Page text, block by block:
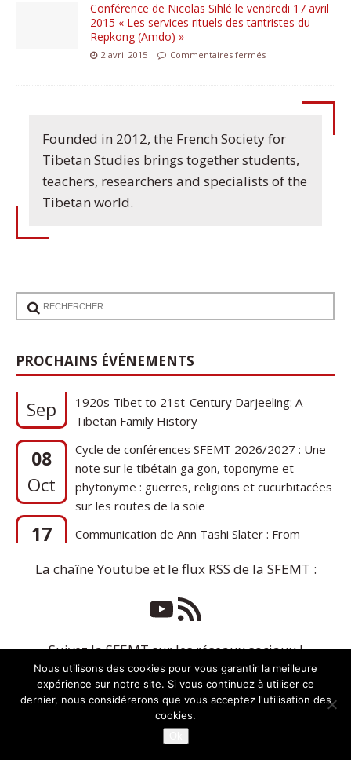
Conférence de Nicolas Sihlé le vendredi 17 avril
2015 « Les services rituels des tantristes du
Repkong (Amdo) »
2 avril 2015 Commentaires fermés
Founded in 2012, the French Society for
Tibetan Studies brings together students,
teachers, researchers and specialists of the
Tibetan world.
PROCHAINS ÉVÉNEMENTS
17
Communication de Ann Tashi Slater : From
Tibetan Family History
08
Oct
Cycle de conférences SFEMT 2026/2027 : Une
note sur le tibétain ga gon, toponyme et
phytonyme : guerres, religions et cucurbitacées
sur les routes de la soie
17
Sep
1920s Tibet to 21st-Century Darjeeling: A
La chaîne Youtube et le flux RSS de la SFEMT :
Suivez la SFEMT sur les réseaux sociaux !
Copyright © 2026 | Thème WordPress par
Nous utilisons des cookies pour vous garantir la meilleure
expérience sur notre site. Si vous continuez à utiliser ce
dernier, nous considérerons que vous acceptez l'utilisation des
cookies.